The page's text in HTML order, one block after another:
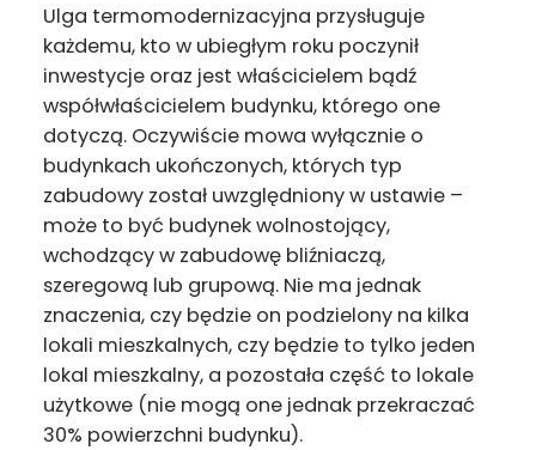
Ulga termomodernizacyjna przysługuje
każdemu, kto w ubiegłym roku poczynił
inwestycje oraz jest właścicielem bądź
współwłaścicielem budynku, którego one
dotyczą. Oczywiście mowa wyłącznie o
budynkach ukończonych, których typ
zabudowy został uwzględniony w ustawie –
może to być budynek wolnostojący,
wchodzący w zabudowę bliźniaczą,
szeregową lub grupową. Nie ma jednak
znaczenia, czy będzie on podzielony na kilka
lokali mieszkalnych, czy będzie to tylko jeden
lokal mieszkalny, a pozostała część to lokale
użytkowe (nie mogą one jednak przekraczać
30% powierzchni budynku).